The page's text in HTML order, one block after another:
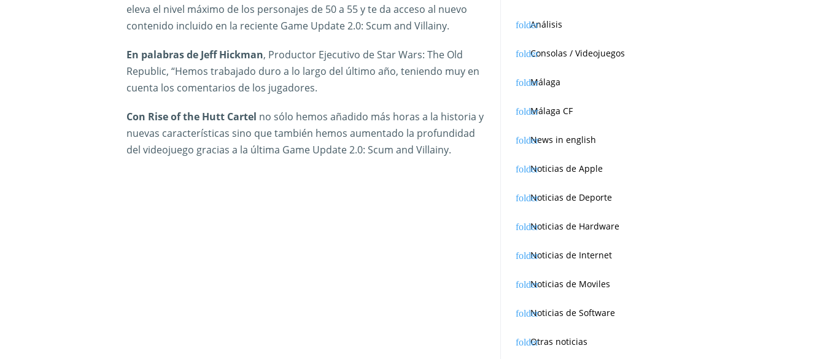
eleva el nivel máximo de los personajes de 50 a 55 y te da acceso al nuevo
contenido incluido en la reciente Game Update 2.0: Scum and Villainy.
En palabras de Jeff Hickman, Productor Ejecutivo de Star Wars: The Old
Republic, “Hemos trabajado duro a lo largo del último año, teniendo muy en
cuenta los comentarios de los jugadores.
Con Rise of the Hutt Cartel no sólo hemos añadido más horas a la historia y
nuevas características sino que también hemos aumentado la profundidad
del videojuego gracias a la última Game Update 2.0: Scum and Villainy.
Análisis
Consolas / Videojuegos
Málaga
Málaga CF
News in english
Noticias de Apple
Noticias de Deporte
Noticias de Hardware
Noticias de Internet
Noticias de Moviles
Noticias de Software
Otras noticias